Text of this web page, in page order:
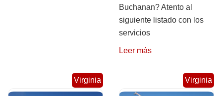
Buchanan? Atento al
siguiente listado con los
servicios
Leer más
Virginia Virginia